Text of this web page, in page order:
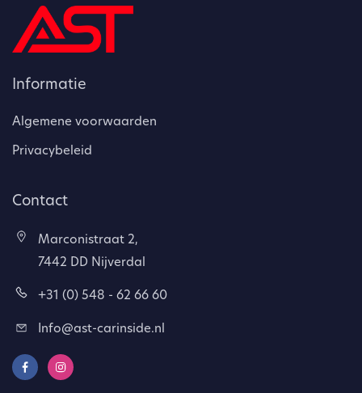
Informatie
Algemene voorwaarden
Privacybeleid
Contact
Marconistraat 2,
7442 DD Nijverdal
+31 (0) 548 - 62 66 60
Info@ast-carinside.nl